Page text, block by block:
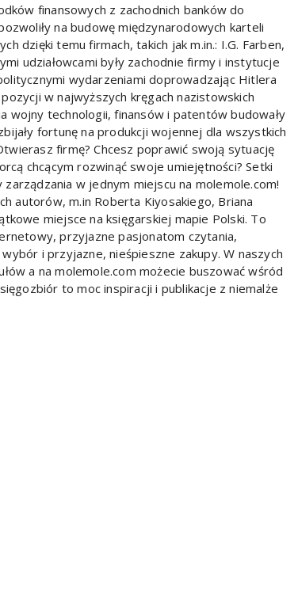
finansowych z zachodnich banków do
na budowę międzynarodowych karteli
dzięki temu firmach, takich jak m.in.: I.G. Farben,
udziałowcami były zachodnie firmy i instytucje
wydarzeniami doprowadzając Hitlera
w najwyższych kręgach nazistowskich
wojny technologii, finansów i patentów budowały
fortunę na produkcji wojennej dla wszystkich
firmę? Chcesz poprawić swoją sytuację
chcącym rozwinąć swoje umiejętności? Setki
w jednym miejscu na molemole.com!
autorów, m.in Roberta Kiyosakiego, Briana
miejsce na księgarskiej mapie Polski. To
przyjazne pasjonatom czytania,
i przyjazne, nieśpieszne zakupy. W naszych
a na molemole.com możecie buszować wśród
to moc inspiracji i publikacje z niemalże